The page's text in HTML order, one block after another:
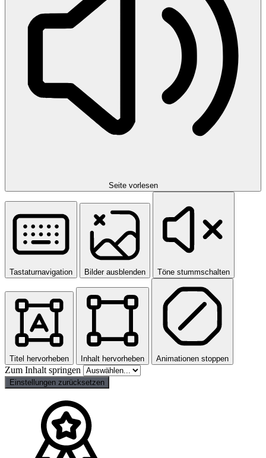
Seite vorlesen
Tastaturnavigation Bilder ausblenden Töne stummschalten
Titel hervorheben Inhalt hervorheben Animationen stoppen
Zum Inhalt springen
Einstellungen zurücksetzen